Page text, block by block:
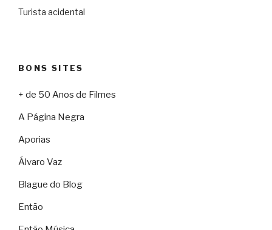
Turista acidental
BONS SITES
+ de 50 Anos de Filmes
A Página Negra
Aporias
Álvaro Vaz
Blague do Blog
Então